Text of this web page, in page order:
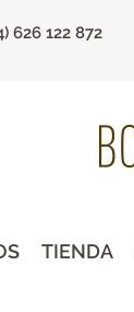
626 122 872
TIENDA